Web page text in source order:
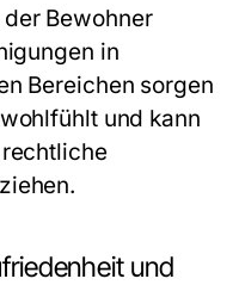
Bewohner
in
Bereichen sorgen
und kann
und